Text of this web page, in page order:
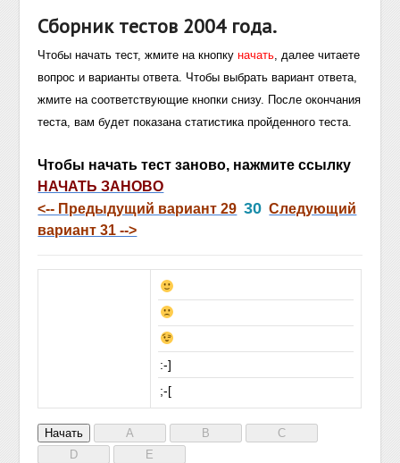
Сборник тестов 2004 года.
Чтобы начать тест, жмите на кнопкуначать, далее читаете
вопрос и варианты ответа. Чтобы выбрать вариант ответа,
жмите на соответствующие кнопки снизу. После окончания
теста, вам будет показана статистика пройденного теста.
Чтобы начать тест заново, нажмите ссылку
НАЧАТЬ ЗАНОВО
<-- Предыдущий вариант 29 30 Следующий
вариант 31 -->
:-]
;-[